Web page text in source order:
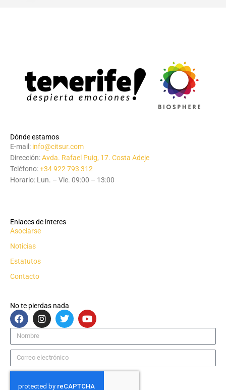
Dónde estamos
E-mail: info@citsur.com
Dirección:Avda. Rafael Puig, 17. Costa Adeje
Teléfono:+34 922 793 312
Horario: Lun. – Vie. 09:00 – 13:00
Enlaces de interes
Asociarse
Noticias
Estatutos
Contacto
No te pierdas nada
F
a
c
e
b
o
o
I
n
s
a
g
r
m
T
w
i
t
e
r
Y
o
u
u
e
Nombre
Correo
electrónico